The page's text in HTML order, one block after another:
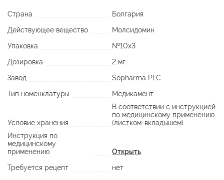
Страна
Болгария
Действующее вещество
Молсидомин
Упаковка
№10х3
Дозировка
2 мг
Завод
Sopharma PLC
Тип номенклатуры
Медикамент
Условие хранения
В соответствии с инструкцией
по медицинскому применению
(листком-вкладышем)
Инструкция по
медицинскому
применению
Открыть
Требуется рецепт
нет